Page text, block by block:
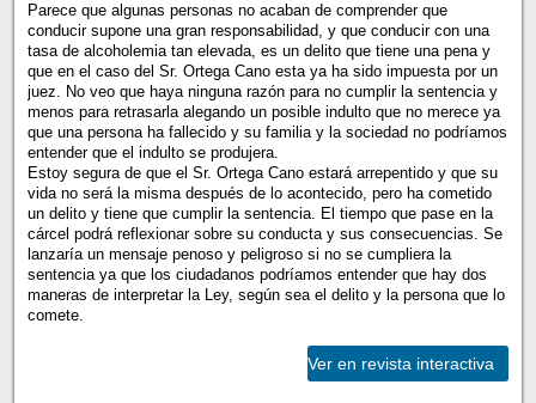
Parece que algunas personas no acaban de comprender que
conducir supone una gran responsabilidad, y que conducir con una
tasa de alcoholemia tan elevada, es un delito que tiene una pena y
que en el caso del Sr. Ortega Cano esta ya ha sido impuesta por un
juez. No veo que haya ninguna razón para no cumplir la sentencia y
menos para retrasarla alegando un posible indulto que no merece ya
que una persona ha fallecido y su familia y la sociedad no podríamos
entender que el indulto se produjera.
Estoy segura de que el Sr. Ortega Cano estará arrepentido y que su
vida no será la misma después de lo acontecido, pero ha cometido
un delito y tiene que cumplir la sentencia. El tiempo que pase en la
cárcel podrá reflexionar sobre su conducta y sus consecuencias. Se
lanzaría un mensaje penoso y peligroso si no se cumpliera la
sentencia ya que los ciudadanos podríamos entender que hay dos
maneras de interpretar la Ley, según sea el delito y la persona que lo
comete.
Ver en revista interactiva